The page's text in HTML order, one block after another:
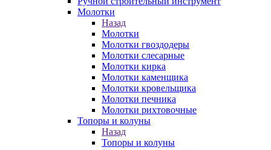
Молотки
Назад
Молотки
Молотки гвоздодеры
Молотки слесарные
Молотки кирка
Молотки каменщика
Молотки кровельщика
Молотки печника
Молотки рихтовочные
Топоры и колуны
Назад
Топоры и колуны